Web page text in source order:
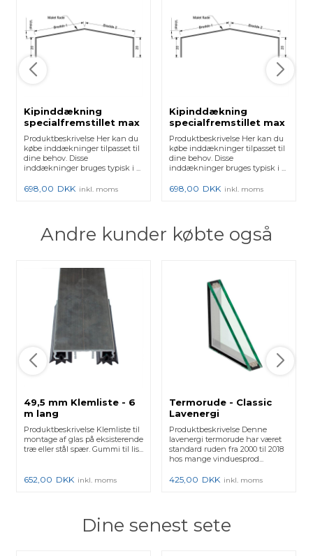
Kipinddækning
specialfremstillet max
300x3000mm - Sort
Produktbeskrivelse Her kan du
købe inddækninger tilpasset til
dine behov. Disse
inddækninger bruges typisk i ...
698,00 DKK inkl. moms
Kipinddækning
specialfremstillet max
300x3000mm -
Natureloxeret
Produktbeskrivelse Her kan du
købe inddækninger tilpasset til
dine behov. Disse
inddækninger bruges typisk i ...
698,00 DKK inkl. moms
Andre kunder købte også
49,5 mm Klemliste - 6
m lang
Produktbeskrivelse Klemliste til
montage af glas på eksisterende
træ eller stål spær. Gummi til lis...
652,00 DKK inkl. moms
Termorude - Classic
Lavenergi
Produktbeskrivelse Denne
lavenergi termorude har været
standard ruden fra 2000 til 2018
hos mange vinduesprod...
425,00 DKK inkl. moms
Dine senest sete